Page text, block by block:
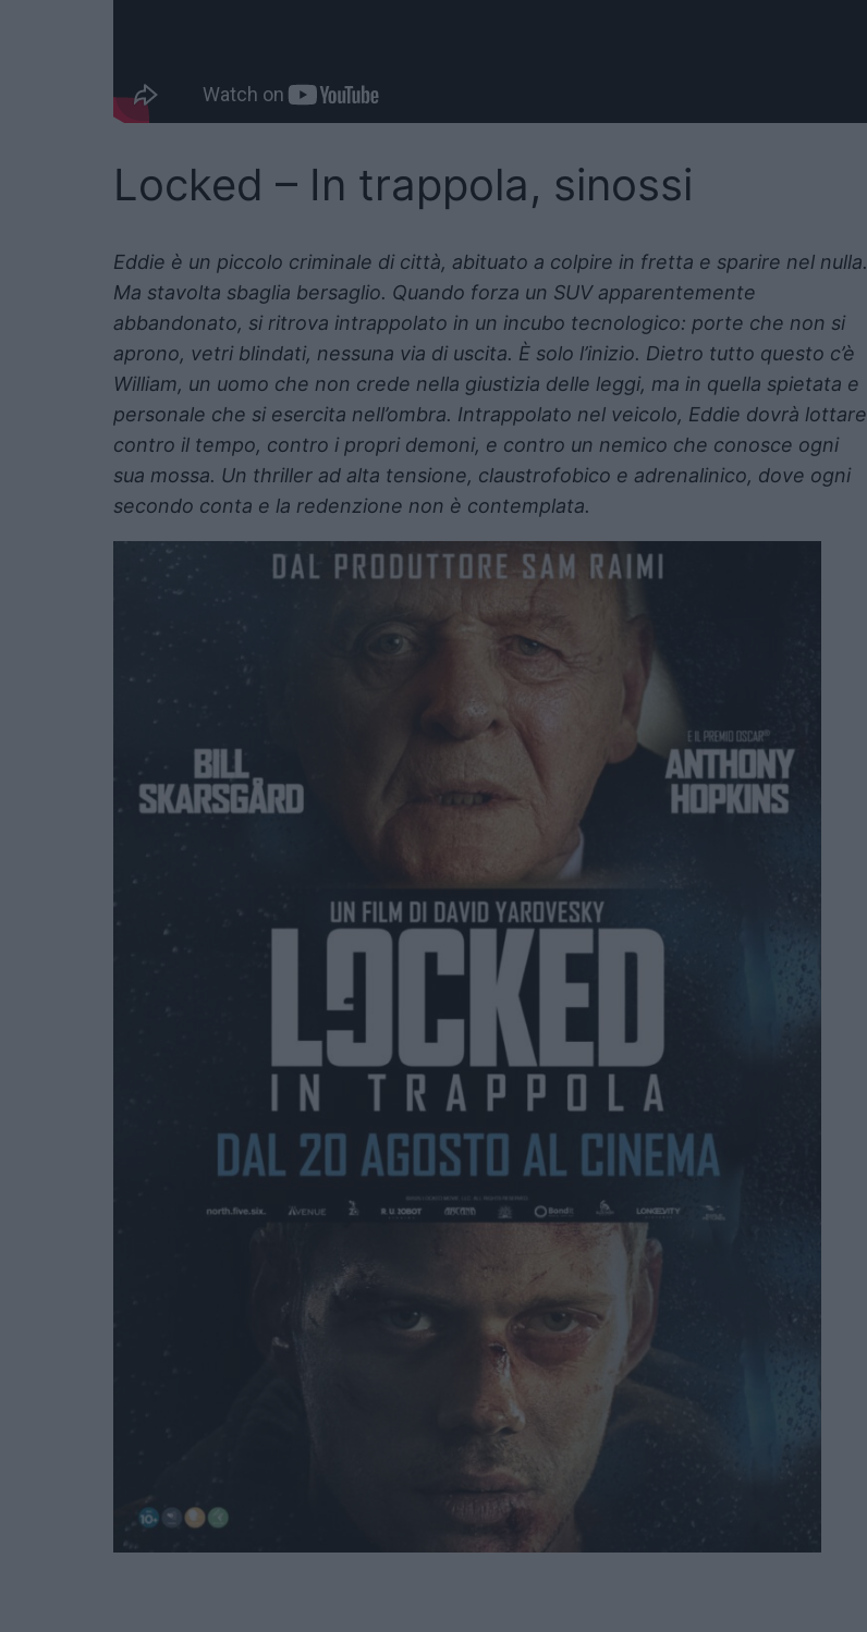
Locked – In trappola, sinossi
Eddie è un piccolo criminale di città, abituato a colpire in fretta e sparire nel nulla.
Ma stavolta sbaglia bersaglio. Quando forza un SUV apparentemente
abbandonato, si ritrova intrappolato in un incubo tecnologico: porte che non si
aprono, vetri blindati, nessuna via di uscita. È solo l’inizio. Dietro tutto questo c’è
William, un uomo che non crede nella giustizia delle leggi, ma in quella spietata e
personale che si esercita nell’ombra. Intrappolato nel veicolo, Eddie dovrà lottare
contro il tempo, contro i propri demoni, e contro un nemico che conosce ogni
sua mossa. Un thriller ad alta tensione, claustrofobico e adrenalinico, dove ogni
secondo conta e la redenzione non è contemplata.